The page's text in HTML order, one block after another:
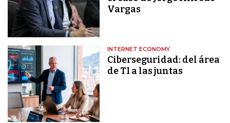
Vargas
INTERNET ECONOMY
Ciberseguridad: del área
de TI a las juntas